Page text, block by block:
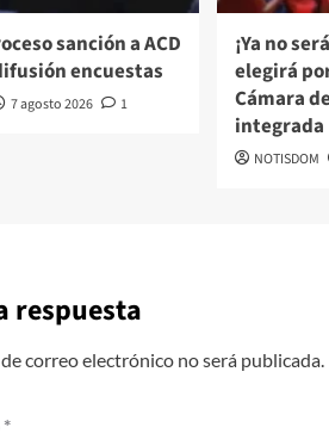
sanción a ACD
encuestas
7 agosto 2026 1
¡Ya no
elegirá
Cámara
integrada
NOTISDOM
respuesta
correo electrónico no será publicada.
*